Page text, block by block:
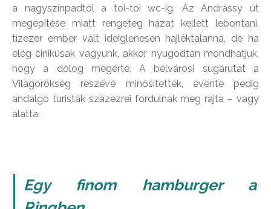
a nagyszínpadtól a toi-toi wc-ig. Az Andrássy út
megépítése miatt rengeteg házat kellett lebontani,
tízezer ember vált ideiglenesen hajléktalanná, de ha
elég cinikusak vagyunk, akkor nyugodtan mondhatjuk,
hogy a dolog megérte. A belvárosi sugárutat a
Világörökség részévé minősítették, évente pedig
andalgó turisták százezrei fordulnak meg rajta – vagy
alatta.
Egy finom hamburger a